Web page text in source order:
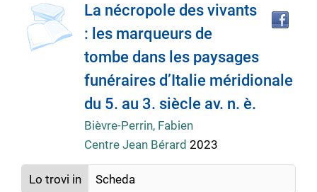
Dettaglio
del
documento
La nécropole des vivants
: les marqueurs de
tombe dans les paysages
funéraires d’Italie méridionale
du 5. au 3. siècle av. n. è.
Bièvre-Perrin, Fabien
Centre Jean Bérard 2023
Lo trovi in Scheda